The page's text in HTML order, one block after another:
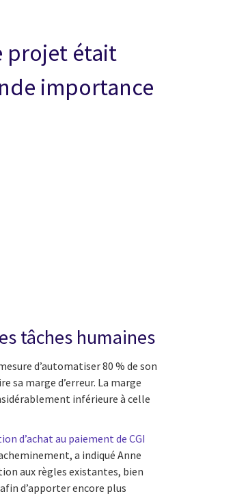
projet était
importance
tâches humaines
d’automatiser 80 % de son
sa marge d’erreur. La marge
inférieure à celle
d’achat au paiement de CGI
a indiqué Anne
aux règles existantes, bien
d’apporter encore plus